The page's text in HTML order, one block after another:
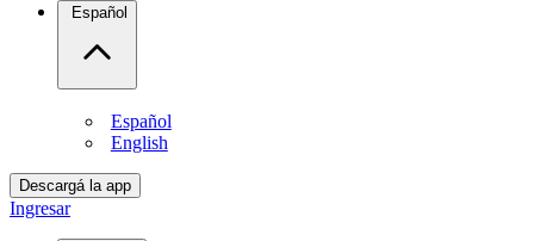
Español
Español
English
Descargá la app
Ingresar